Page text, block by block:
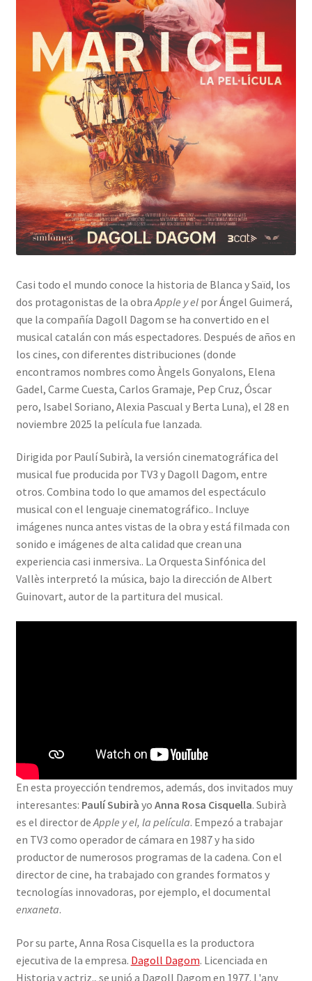
Casi todo el mundo conoce la historia de Blanca y Saïd, los
dos protagonistas de la obra Apple y elpor Ángel Guimerá,
que la compañía Dagoll Dagom se ha convertido en el
musical catalán con más espectadores. Después de años en
los cines, con diferentes distribuciones (donde
encontramos nombres como Àngels Gonyalons, Elena
Gadel, Carme Cuesta, Carlos Gramaje, Pep Cruz, Óscar
pero, Isabel Soriano, Alexia Pascual y Berta Luna), el 28 en
noviembre 2025 la película fue lanzada.
Dirigida por Paulí Subirà, la versión cinematográfica del
musical fue producida por TV3 y Dagoll Dagom, entre
otros. Combina todo lo que amamos del espectáculo
musical con el lenguaje cinematográfico.. Incluye
imágenes nunca antes vistas de la obra y está filmada con
sonido e imágenes de alta calidad que crean una
experiencia casi inmersiva.. La Orquesta Sinfónica del
Vallès interpretó la música, bajo la dirección de Albert
Guinovart, autor de la partitura del musical.
En esta proyección tendremos, además, dos invitados muy
interesantes: Paulí Subirà yo Anna Rosa Cisquella. Subirà
es el director deApple y el, la película. Empezó a trabajar
en TV3 como operador de cámara en 1987 y ha sido
productor de numerosos programas de la cadena. Con el
director de cine, ha trabajado con grandes formatos y
tecnologías innovadoras, por ejemplo, el documental
enxaneta.
Por su parte, Anna Rosa Cisquella es la productora
ejecutiva de la empresa. Dagoll Dagom. Licenciada en
Historia y actriz., se unió a Dagoll Dagom en 1977. L'any